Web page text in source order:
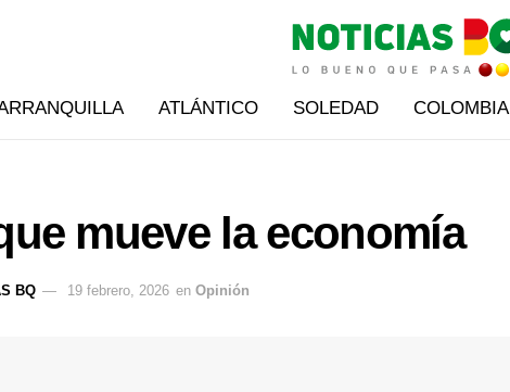
ATLÁNTICO SOLEDAD COLOMBIA
mueve la economía
BQ 19 febrero, 2026 en Opinión